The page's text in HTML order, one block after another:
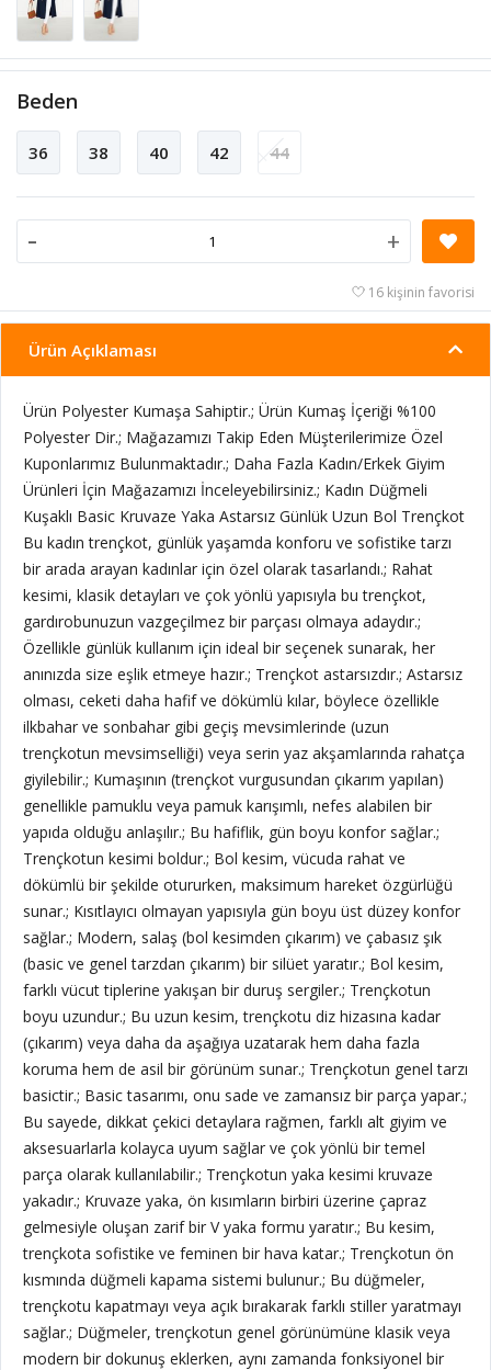
Beden
36 38 40 42 44
- +
16 kişinin favorisi
Ürün Açıklaması
Ürün Polyester Kumaşa Sahiptir.; Ürün Kumaş İçeriği %100
Polyester Dir.; Mağazamızı Takip Eden Müşterilerimize Özel
Kuponlarımız Bulunmaktadır.; Daha Fazla Kadın/Erkek Giyim
Ürünleri İçin Mağazamızı İnceleyebilirsiniz.; Kadın Düğmeli
Kuşaklı Basic Kruvaze Yaka Astarsız Günlük Uzun Bol Trençkot
Bu kadın trençkot, günlük yaşamda konforu ve sofistike tarzı
bir arada arayan kadınlar için özel olarak tasarlandı.; Rahat
kesimi, klasik detayları ve çok yönlü yapısıyla bu trençkot,
gardırobunuzun vazgeçilmez bir parçası olmaya adaydır.;
Özellikle günlük kullanım için ideal bir seçenek sunarak, her
anınızda size eşlik etmeye hazır.; Trençkot astarsızdır.; Astarsız
olması, ceketi daha hafif ve dökümlü kılar, böylece özellikle
ilkbahar ve sonbahar gibi geçiş mevsimlerinde (uzun
trençkotun mevsimselliği) veya serin yaz akşamlarında rahatça
giyilebilir.; Kumaşının (trençkot vurgusundan çıkarım yapılan)
genellikle pamuklu veya pamuk karışımlı, nefes alabilen bir
yapıda olduğu anlaşılır.; Bu hafiflik, gün boyu konfor sağlar.;
Trençkotun kesimi boldur.; Bol kesim, vücuda rahat ve
dökümlü bir şekilde otururken, maksimum hareket özgürlüğü
sunar.; Kısıtlayıcı olmayan yapısıyla gün boyu üst düzey konfor
sağlar.; Modern, salaş (bol kesimden çıkarım) ve çabasız şık
(basic ve genel tarzdan çıkarım) bir silüet yaratır.; Bol kesim,
farklı vücut tiplerine yakışan bir duruş sergiler.; Trençkotun
boyu uzundur.; Bu uzun kesim, trençkotu diz hizasına kadar
(çıkarım) veya daha da aşağıya uzatarak hem daha fazla
koruma hem de asil bir görünüm sunar.; Trençkotun genel tarzı
basictir.; Basic tasarımı, onu sade ve zamansız bir parça yapar.;
Bu sayede, dikkat çekici detaylara rağmen, farklı alt giyim ve
aksesuarlarla kolayca uyum sağlar ve çok yönlü bir temel
parça olarak kullanılabilir.; Trençkotun yaka kesimi kruvaze
yakadır.; Kruvaze yaka, ön kısımların birbiri üzerine çapraz
gelmesiyle oluşan zarif bir V yaka formu yaratır.; Bu kesim,
trençkota sofistike ve feminen bir hava katar.; Trençkotun ön
kısmında düğmeli kapama sistemi bulunur.; Bu düğmeler,
trençkotu kapatmayı veya açık bırakarak farklı stiller yaratmayı
sağlar.; Düğmeler, trençkotun genel görünümüne klasik veya
modern bir dokunuş eklerken, aynı zamanda fonksiyonel bir